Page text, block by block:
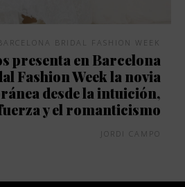
BRIDAL FASHION WEEK
presenta en Barcelona
Fashion Week la novia
desde la intuición,
y el romanticismo
JORDI CAMPO